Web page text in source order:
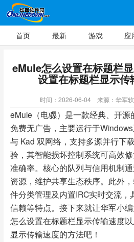
首页 最新 游戏 应
eMule怎么设置在标题栏
设置在标题栏显示传
时间：2026-06-04 来源：华军
eMule（电骡）是一款经典、开源
免费无广告，主要运行于
与 Kad 双网络，支持多源并行下
验，其智能损坏控制系统可高效
准确率。核心的队列与信用机制
资源，维护共享生态秩序。此外
件分类管理及内置IRC实时交流，
信赖等特点。接下来就让华军小
怎么设置在标题栏显示传输速度
显示传输速度的方法吧！